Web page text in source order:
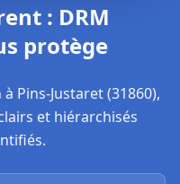
: DRM
protège
à Pins-Justaret (31860),
et hiérarchisés